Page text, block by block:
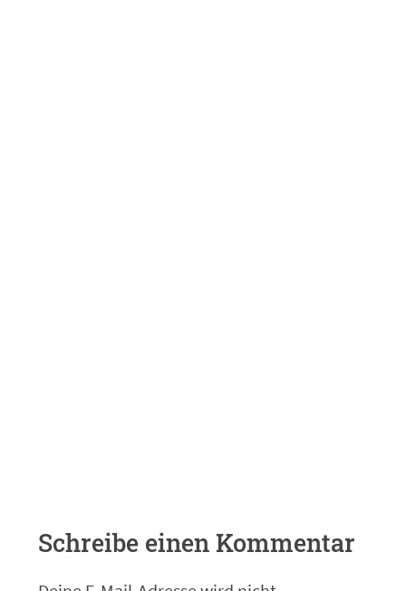
Schreibe einen Kommentar